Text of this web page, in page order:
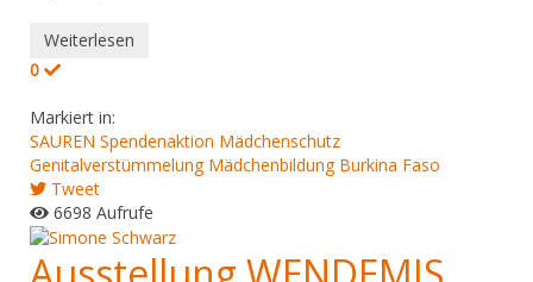
Weiterlesen
0
Markiert in:
SAUREN Spendenaktion Mädchenschutz
Genitalverstümmelung Mädchenbildung Burkina Faso
Tweet
6698 Aufrufe